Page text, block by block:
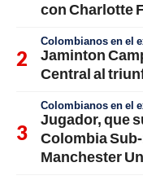
con Charlotte
Colombianos en el
Jaminton
Central al
Colombianos en el
Jugador, que
Colombia
Manchester